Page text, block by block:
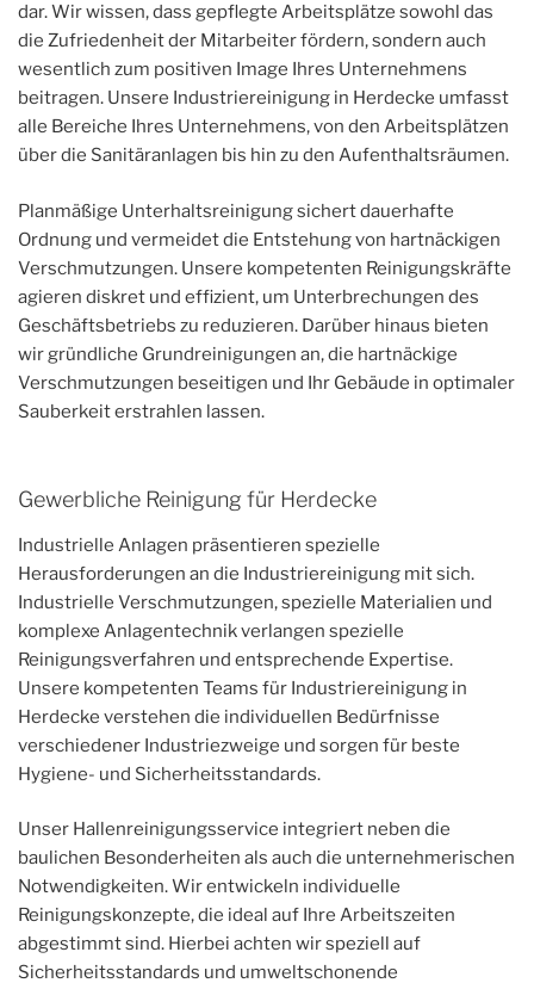
dar. Wir wissen, dass gepflegte Arbeitsplätze sowohl das
die Zufriedenheit der Mitarbeiter fördern, sondern auch
wesentlich zum positiven Image Ihres Unternehmens
beitragen. Unsere Industriereinigung in Herdecke umfasst
alle Bereiche Ihres Unternehmens, von den Arbeitsplätzen
über die Sanitäranlagen bis hin zu den Aufenthaltsräumen.
Planmäßige Unterhaltsreinigung sichert dauerhafte
Ordnung und vermeidet die Entstehung von hartnäckigen
Verschmutzungen. Unsere kompetenten Reinigungskräfte
agieren diskret und effizient, um Unterbrechungen des
Geschäftsbetriebs zu reduzieren. Darüber hinaus bieten
wir gründliche Grundreinigungen an, die hartnäckige
Verschmutzungen beseitigen und Ihr Gebäude in optimaler
Sauberkeit erstrahlen lassen.
Gewerbliche Reinigung für Herdecke
Industrielle Anlagen präsentieren spezielle
Herausforderungen an die Industriereinigung mit sich.
Industrielle Verschmutzungen, spezielle Materialien und
komplexe Anlagentechnik verlangen spezielle
Reinigungsverfahren und entsprechende Expertise.
Unsere kompetenten Teams für Industriereinigung in
Herdecke verstehen die individuellen Bedürfnisse
verschiedener Industriezweige und sorgen für beste
Hygiene- und Sicherheitsstandards.
Unser Hallenreinigungsservice integriert neben die
baulichen Besonderheiten als auch die unternehmerischen
Notwendigkeiten. Wir entwickeln individuelle
Reinigungskonzepte, die ideal auf Ihre Arbeitszeiten
abgestimmt sind. Hierbei achten wir speziell auf
Sicherheitsstandards und umweltschonende